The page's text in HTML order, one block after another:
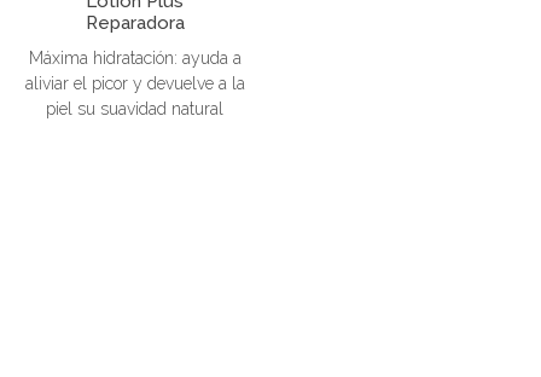
Reparadora
Máxima hidratación: ayuda a
aliviar el picor y devuelve a la
piel su suavidad natural